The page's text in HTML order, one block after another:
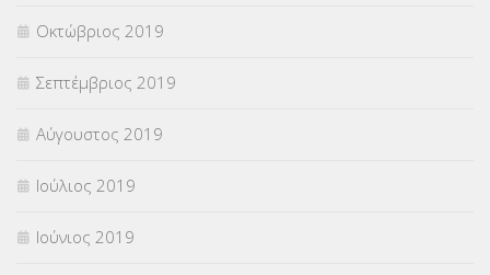
Οκτώβριος 2019
Σεπτέμβριος 2019
Αύγουστος 2019
Ιούλιος 2019
Ιούνιος 2019